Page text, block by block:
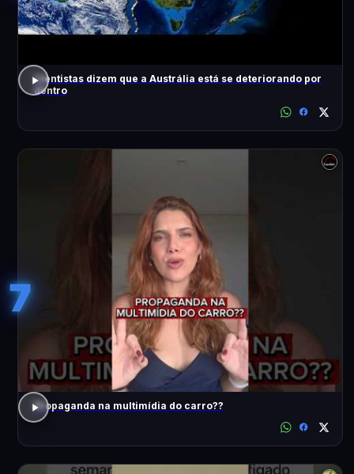
Cientistas dizem que a Austrália está se deteriorando por
dentro
7
Propaganda na multimídia do carro??